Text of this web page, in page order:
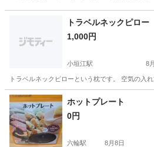
トラベルネックピロ
1,000円
小垣江駅 8
トラベルネックピローという枕です。 空気の入れ
愛知 刈谷市 小垣江駅 その他
ホットプレート
0円
六輪駅 8月8日